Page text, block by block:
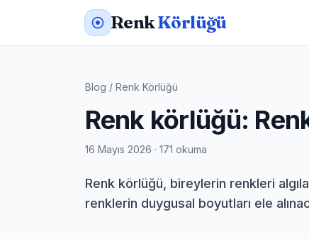
RenkKörlüğü
Blog / Renk Körlüğü
Renk körlüğü:
16 Mayıs 2026 · 171 okuma
Renk körlüğü, bireylerin renkleri
renklerin duygusal boyutları ele